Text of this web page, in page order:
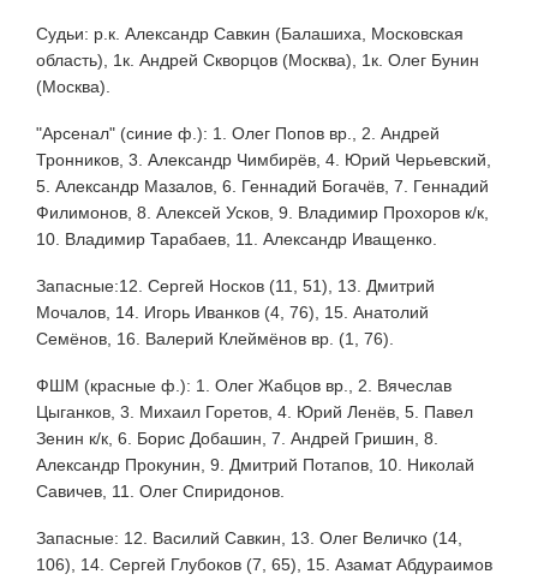
Судьи: р.к. Александр Савкин (Балашиха, Московская
область), 1к. Андрей Скворцов (Москва), 1к. Олег Бунин
(Москва).
"Арсенал" (синие ф.): 1. Олег Попов вр., 2. Андрей
Тронников, 3. Александр Чимбирёв, 4. Юрий Черьевский,
5. Александр Мазалов, 6. Геннадий Богачёв, 7. Геннадий
Филимонов, 8. Алексей Усков, 9. Владимир Прохоров к/к,
10. Владимир Тарабаев, 11. Александр Иващенко.
Запасные:12. Сергей Носков (11, 51), 13. Дмитрий
Мочалов, 14. Игорь Иванков (4, 76), 15. Анатолий
Семёнов, 16. Валерий Клеймёнов вр. (1, 76).
ФШМ (красные ф.): 1. Олег Жабцов вр., 2. Вячеслав
Цыганков, 3. Михаил Горетов, 4. Юрий Ленёв, 5. Павел
Зенин к/к, 6. Борис Добашин, 7. Андрей Гришин, 8.
Александр Прокунин, 9. Дмитрий Потапов, 10. Николай
Савичев, 11. Олег Спиридонов.
Запасные: 12. Василий Савкин, 13. Олег Величко (14,
106), 14. Сергей Глубоков (7, 65), 15. Азамат Абдураимов